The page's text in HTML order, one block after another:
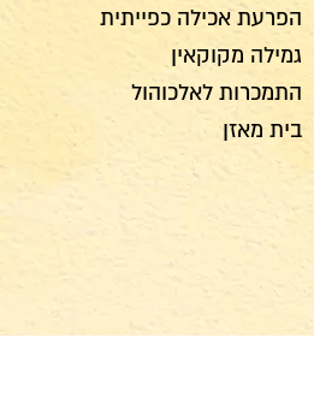
הפרעת אכילה כפייתית
גמילה מקוקאין
התמכרות לאלכוהול
בית מאזן